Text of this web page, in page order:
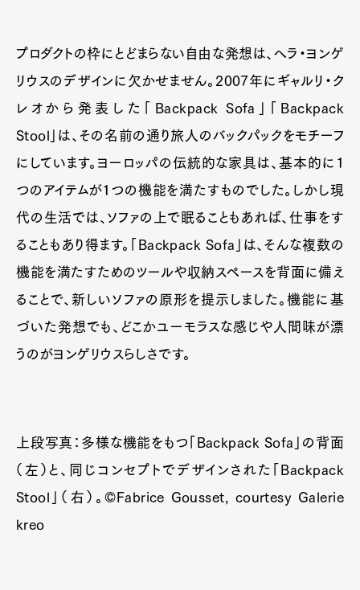
プロダクトの枠にとどまらない自由な発想は、ヘラ・ヨンゲ
リウスのデザインに欠かせません。2007年にギャルリ・ク
レオから発表した「Backpack Sofa」「Backpack
Stool」は、その名前の通り旅人のバックパックをモチーフ
にしています。ヨーロッパの伝統的な家具は、基本的に１
つのアイテムが１つの機能を満たすものでした。しかし現
代の生活では、ソファの上で眠ることもあれば、仕事をす
ることもあり得ます。「Backpack Sofa」は、そんな複数の
機能を満たすためのツールや収納スペースを背面に備え
ることで、新しいソファの原形を提示しました。機能に基
づいた発想でも、どこかユーモラスな感じや人間味が漂
うのがヨンゲリウスらしさです。
上段写真：多様な機能をもつ「Backpack Sofa」の背面
（左）と、同じコンセプトでデザインされた「Backpack
Stool」（右）。©Fabrice Gousset, courtesy Galerie
kreo